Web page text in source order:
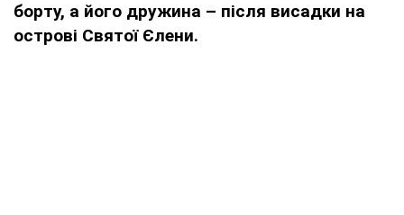
борту, а його дружина – після висадки на
острові Святої Єлени.